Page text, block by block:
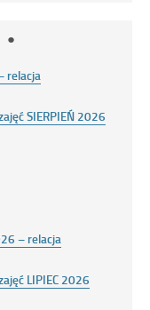
relacja
SIERPIEŃ 2026
– relacja
LIPIEC 2026